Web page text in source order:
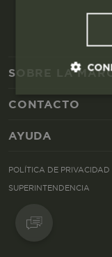
SOBRE LA
CONTACTO
AYUDA
POLÍTICA DE PRIVACIDAD
SUPERINTENDENCIA